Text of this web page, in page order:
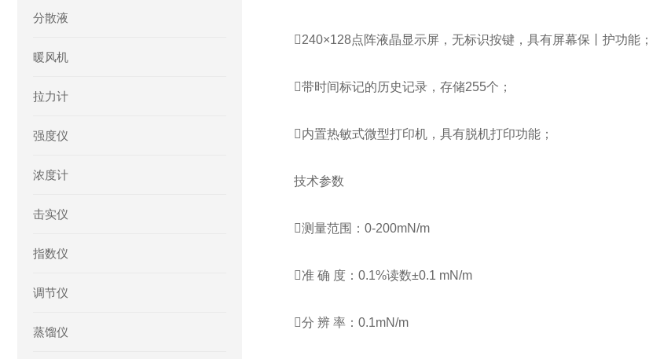
分散液
暖风机
拉力计
强度仪
浓度计
击实仪
指数仪
调节仪
蒸馏仪
240×128点阵液晶显示屏，无标识按键，具有屏幕保丨护功能；
带时间标记的历史记录，存储255个；
内置热敏式微型打印机，具有脱机打印功能；
技术参数
测量范围：0-200mN/m
准 确 度：0.1%读数±0.1 mN/m
分 辨 率：0.1mN/m